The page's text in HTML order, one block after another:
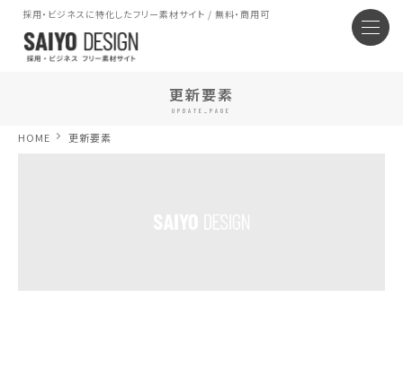
採用・ビジネスに特化したフリー素材サイト / 無料・商用可
更新要素
UPDATE_PAGE
HOME 更新要素